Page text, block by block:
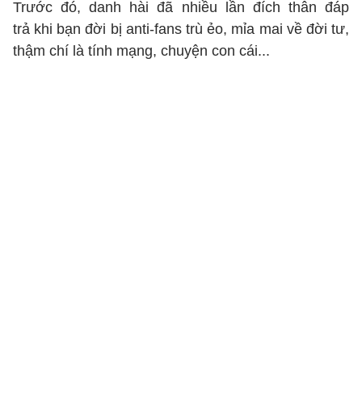
Trước đó, danh hài đã nhiều lần đích thân đáp
trả khi bạn đời bị anti-fans trù ẻo, mỉa mai về đời tư,
thậm chí là tính mạng, chuyện con cái...